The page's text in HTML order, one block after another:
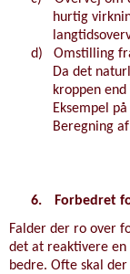
hurtig
d)
Omstilling
Da det
kroppen end
Eksempel
Beregning
6.
Forbedret
Falder der ro over
det at reaktivere
bedre. Ofte skal